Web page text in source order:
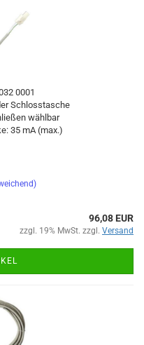
0001
Schloss­ta­sche
wähl­bar
35 mA (max.)
96,08 EUR
zzgl. 19% MwSt. zzgl. Versand